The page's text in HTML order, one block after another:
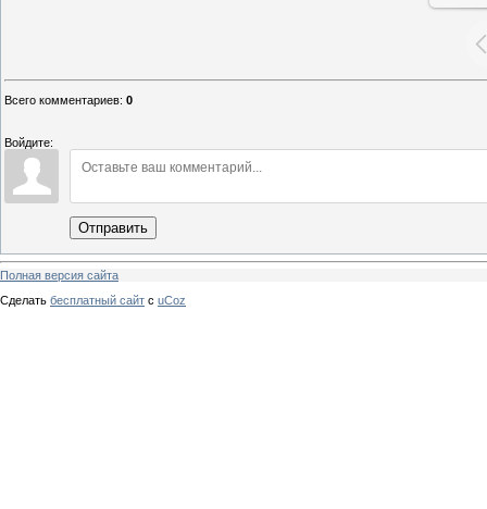
Всего комментариев: 0
Войдите:
Отправить
Полная версия сайта
Сделать бесплатный сайт с uCoz